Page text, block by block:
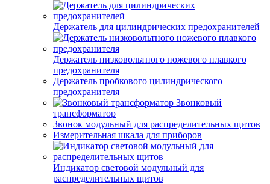
Держатель для цилиндрических предохранителей
Держатель низковольтного ножевого плавкого
предохранителя
Держатель пробкового цилиндрического
предохранителя
Звонковый
трансформатор
Звонок модульный для распределительных щитов
Измерительная шкала для приборов
Индикатор световой модульный для
распределительных щитов